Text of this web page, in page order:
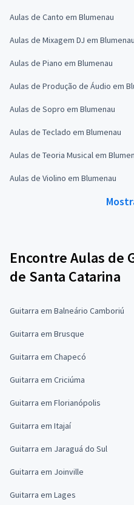
Aulas de Canto em Blumenau
Aulas de Mixagem DJ em Blumenau
Aulas de Piano em Blumenau
Aulas de Produção de Áudio em
Aulas de Sopro em Blumenau
Aulas de Teclado em Blumenau
Aulas de Teoria Musical em
Aulas de Violino em Blumenau
Encontre Aulas de
de Santa Catarina
Guitarra em Balneário Camboriú
Guitarra em Brusque
Guitarra em Chapecó
Guitarra em Criciúma
Guitarra em Florianópolis
Guitarra em Itajaí
Guitarra em Jaraguá do Sul
Guitarra em Joinville
Guitarra em Lages